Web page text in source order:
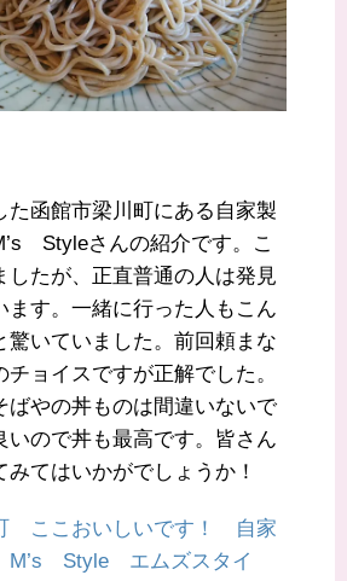
た函館市梁川町にある自家製
Styleさんの紹介です。こ
したが、正直普通の人は発見
ます。一緒に行った人もこん
驚いていました。前回頼まな
ョイスですが正解でした。
ばやの丼ものは間違いないで
いので丼も最高です。皆さん
みてはいかがでしょうか！
ここおいしいです！ 自家
M’s Style エムズスタイ